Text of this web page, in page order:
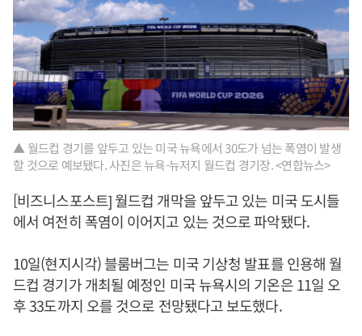
▲ 월드컵 경기를 앞두고 있는 미국 뉴욕에서 30도가 넘는 폭염이 발생
할 것으로 예보됐다. 사진은 뉴욕-뉴저지 월드컵 경기장. <연합뉴스>
[비즈니스포스트] 월드컵 개막을 앞두고 있는 미국 도시들
에서 여전히 폭염이 이어지고 있는 것으로 파악됐다.
10일(현지시각) 블룸버그는 미국 기상청 발표를 인용해 월
드컵 경기가 개최될 예정인 미국 뉴욕시의 기온은 11일 오
후 33도까지 오를 것으로 전망됐다고 보도했다.